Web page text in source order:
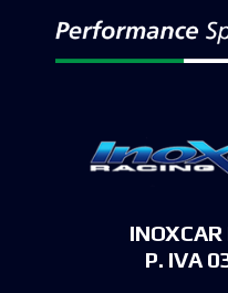
INOXCAR
P. IVA